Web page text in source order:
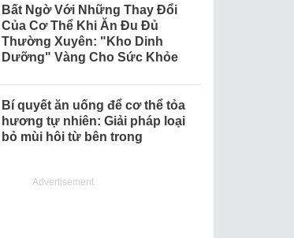
Bất Ngờ Với Những Thay Đổi
Của Cơ Thể Khi Ăn Đu Đủ
Thường Xuyên: "Kho Dinh
Dưỡng" Vàng Cho Sức Khỏe
Bí quyết ăn uống để cơ thể tỏa
hương tự nhiên: Giải pháp loại
bỏ mùi hôi từ bên trong
Advertisement